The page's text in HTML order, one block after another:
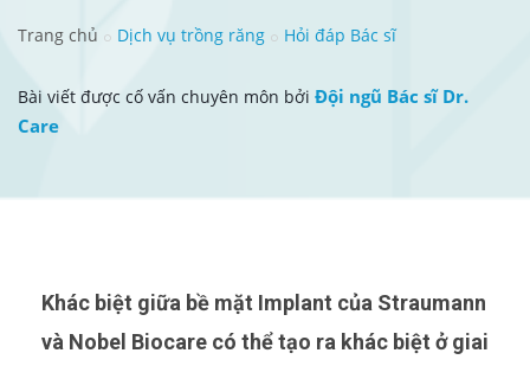
Trang chủ Dịch vụ trồng răng Hỏi đáp Bác sĩ
Bài viết được cố vấn chuyên môn bởi Đội ngũ Bác sĩ Dr.
Care
Khác biệt giữa bề mặt Implant của Straumann
và Nobel Biocare có thể tạo ra khác biệt ở giai